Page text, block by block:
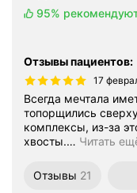
95%
Отзывы пациентов:
17
Всегда мечтала
топорщились
комплексы, из-за
хвосты.… Читать
Отзывы 21